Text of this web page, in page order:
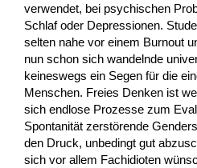
verwendet, bei psychischen
Schlaf oder Depressionen.
selten nahe vor einem Burnout
nun schon sich wandelnde
keineswegs ein Segen für die
Menschen. Freies Denken ist
sich endlose Prozesse zum
Spontanität zerstörende
den Druck, unbedingt gut
sich vor allem Fachidioten